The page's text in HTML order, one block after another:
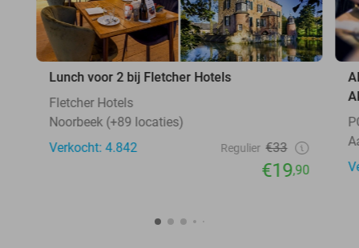
Lunch voor 2 bij Fletcher Hotels
Fletcher Hotels
Noorbeek (+89 locaties)
Verkocht: 4.842
Regulier €33
€19,90